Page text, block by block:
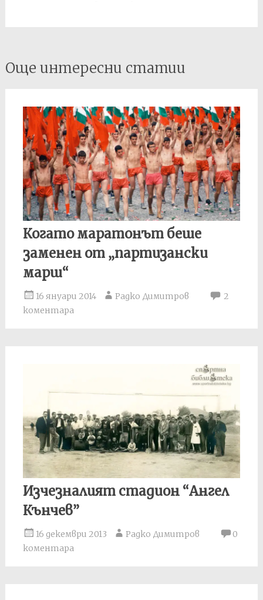
Post
navigation
Още интересни статии
Когато маратонът беше
заменен от „партизански
марш“
16 януари 2014 Радко Димитров
2
коментара
Изчезналият стадион “Ангел
Кънчев”
16 декември 2013 Радко Димитров
0
коментара